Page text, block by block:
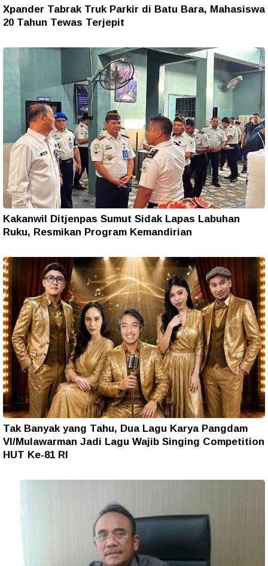
Xpander Tabrak Truk Parkir di Batu Bara, Mahasiswa
20 Tahun Tewas Terjepit
Kakanwil Ditjenpas Sumut Sidak Lapas Labuhan
Ruku, Resmikan Program Kemandirian
Tak Banyak yang Tahu, Dua Lagu Karya Pangdam
VI/Mulawarman Jadi Lagu Wajib Singing Competition
HUT Ke-81 RI